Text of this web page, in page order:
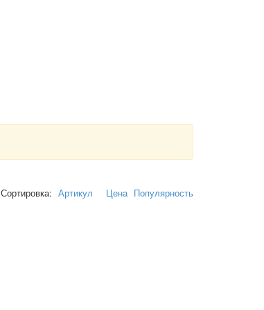
Сортировка: Артикул Цена Популярность